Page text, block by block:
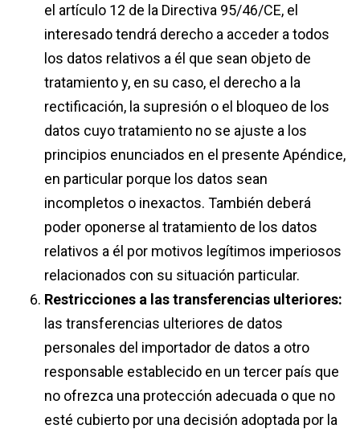
el artículo 12 de la Directiva 95/46/CE, el
interesado tendrá derecho a acceder a todos
los datos relativos a él que sean objeto de
tratamiento y, en su caso, el derecho a la
rectificación, la supresión o el bloqueo de los
datos cuyo tratamiento no se ajuste a los
principios enunciados en el presente Apéndice,
en particular porque los datos sean
incompletos o inexactos. También deberá
poder oponerse al tratamiento de los datos
relativos a él por motivos legítimos imperiosos
relacionados con su situación particular.
Restricciones a las transferencias ulteriores:
las transferencias ulteriores de datos
personales del importador de datos a otro
responsable establecido en un tercer país que
no ofrezca una protección adecuada o que no
esté cubierto por una decisión adoptada por la